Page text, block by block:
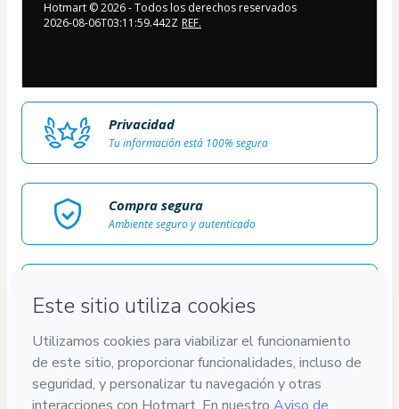
Hotmart ©2026- Todos los derechos reservados
2026-08-06T03:11:59.442Z REF.
Privacidad
Tu información está 100% segura
Compra segura
Ambiente seguro y autenticado
Acceso al producto entregado por email
Contenido aprobado
100% revisado y aprobado